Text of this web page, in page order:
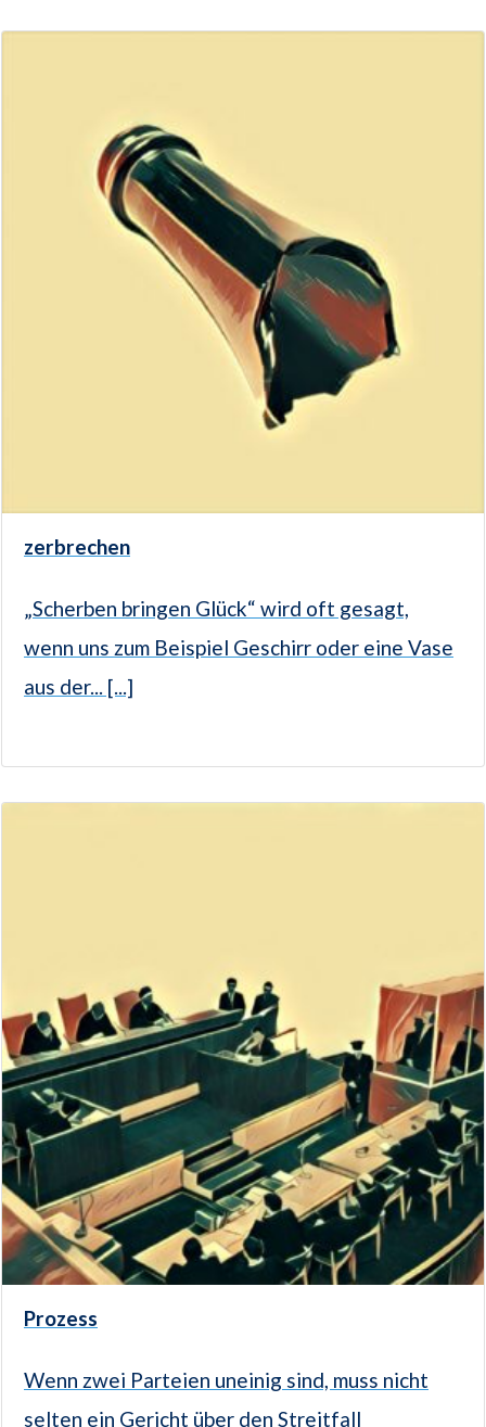
zerbrechen
„Scherben bringen Glück“ wird oft gesagt,
wenn uns zum Beispiel Geschirr oder eine Vase
aus der... [...]
Prozess
Wenn zwei Parteien uneinig sind, muss nicht
selten ein Gericht über den Streitfall